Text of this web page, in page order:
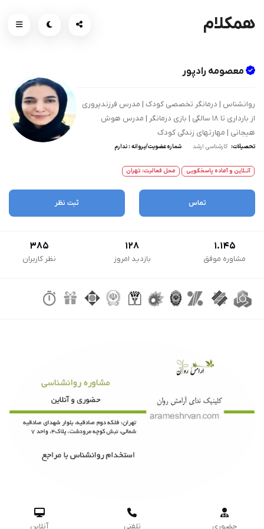
همکلام
معصومه رادپور
روانشناس | درمانگر تخصصی کودک | مدرس فرزندپروری
از بارداری تا 18 سالگی | بازی درمانگر | مدرس هوش
هیجانی | مهارتهای زندگی کودک
تحصیلات: کارشناسی ارشد شماره عضویت/پروانه : ندارم
آنــلاین و آماده پاسخگویی محل فعالیت: تهران
تماس ثبت نظر
1.145
مشاوره موفق
128
بازدید امروز
385
نظر کاربران

حضوری

تلفنی

آنلاین